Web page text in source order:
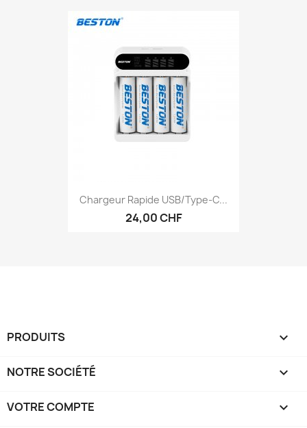
Chargeur Rapide USB/type-C...
24,00 CHF
PRODUITS 
NOTRE SOCIÉTÉ 
VOTRE COMPTE 